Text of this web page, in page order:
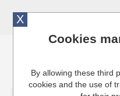
Cuisinresto: Ustensiles
X
Cookies
By allowing these third
cookies and the use of